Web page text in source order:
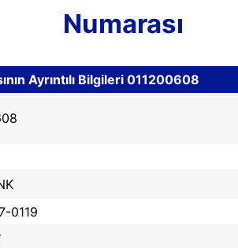
Numarası
Ayrıntılı Bilgileri 011200608
0119